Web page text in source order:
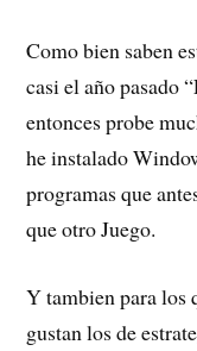
Como bien saben
casi el año pasado
entonces probe
he instalado
programas que
que otro Juego.
Y tambien para los
gustan los de